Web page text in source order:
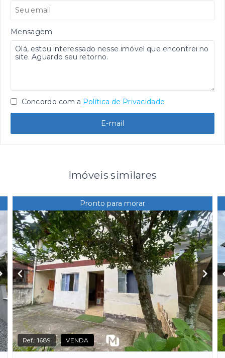
Mensagem
Concordo com a Política de Privacidade
E-mail
Imóveis similares
Pronto para morar
Ref.:1689 VENDA